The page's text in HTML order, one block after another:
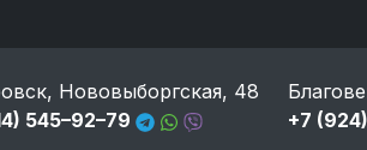
Нововыборгская, 48
545–92–79
+7